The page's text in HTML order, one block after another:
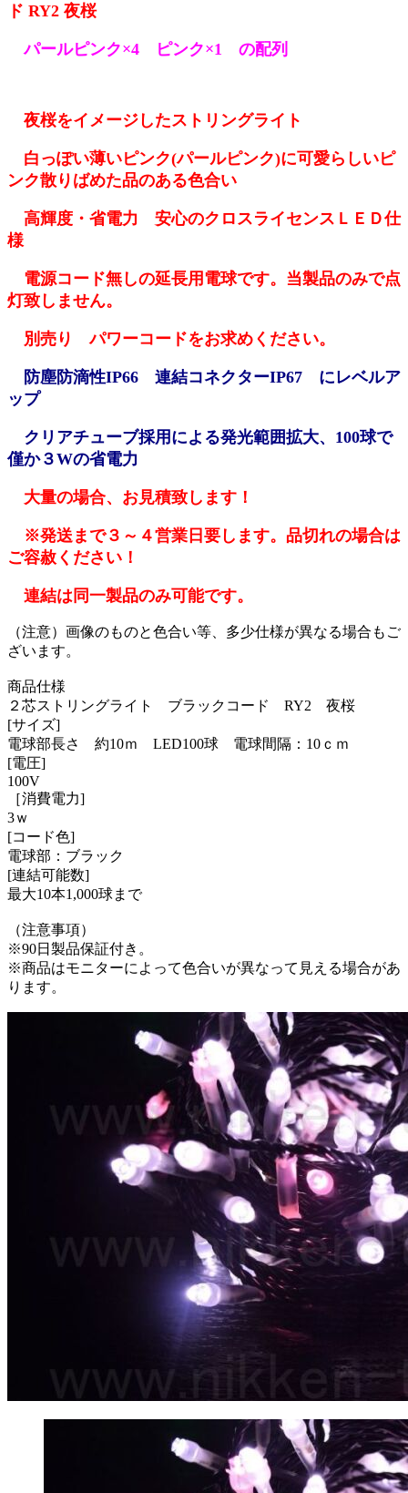
ド RY2 夜桜
パールピンク×4 ピンク×1 の配列
夜桜をイメージしたストリングライト
白っぽい薄いピンク(パールピンク)に可愛らしいピ
ンク散りばめた品のある色合い
高輝度・省電力 安心のクロスライセンスＬＥＤ仕
様
電源コード無しの延長用電球です。当製品のみで点
灯致しません。
別売り パワーコードをお求めください。
防塵防滴性IP66 連結コネクターIP67 にレベルア
ップ
クリアチューブ採用による発光範囲拡大、100球で
僅か３Wの省電力
大量の場合、お見積致します！
※発送まで３～４営業日要します。品切れの場合は
ご容赦ください！
連結は同一製品のみ可能です。
（注意）画像のものと色合い等、多少仕様が異なる場合もご
ざいます。
商品仕様
２芯ストリングライト ブラックコード RY2 夜桜
[サイズ]
電球部長さ 約10ｍ LED100球 電球間隔：10ｃｍ
[電圧]
100V
［消費電力]
3ｗ
[コード色]
電球部：ブラック
[連結可能数]
最大10本1,000球まで
（注意事項）
※90日製品保証付き。
※商品はモニターによって色合いが異なって見える場合があ
ります。